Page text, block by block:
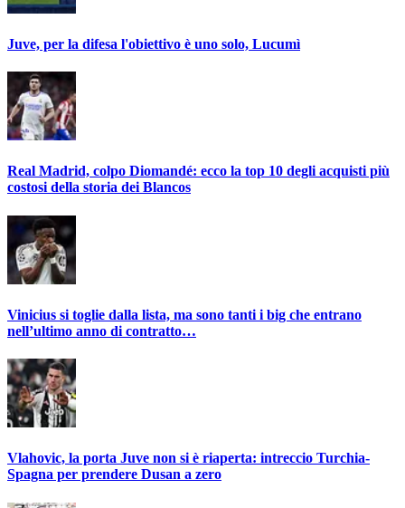
Juve, per la difesa l'obiettivo è uno solo, Lucumì
Real Madrid, colpo Diomandé: ecco la top 10 degli acquisti più
costosi della storia dei Blancos
Vinicius si toglie dalla lista, ma sono tanti i big che entrano
nell’ultimo anno di contratto…
Vlahovic, la porta Juve non si è riaperta: intreccio Turchia-
Spagna per prendere Dusan a zero